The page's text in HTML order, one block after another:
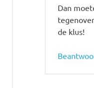
Dan
de klus!